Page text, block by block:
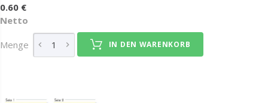
0.60 €
Netto
Menge IN DEN WARENKORB